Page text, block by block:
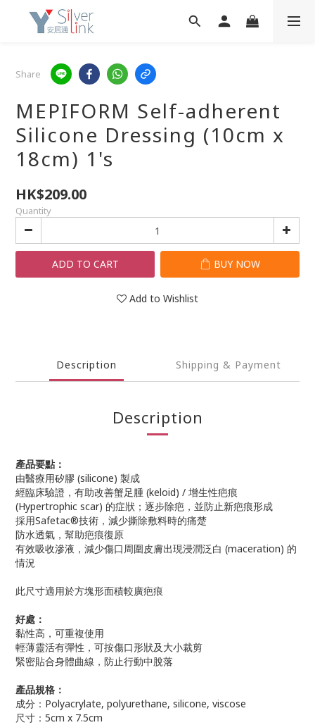
Share
MEPIFORM Self-adherent
Silicone Dressing (10cm x
18cm) 1's
HK$209.00
Quantity
ADD TO CART BUY NOW
Add to Wishlist
Description Shipping & Payment
Description
產品要點：
由醫療用矽膠 (silicone) 製成
經臨床驗證，有助改善蟹足腫 (keloid) / 增生性疤痕
(Hypertrophic scar) 的症狀；逐步除疤，並防止新疤痕形成
採用Safetac®技術，減少撕除敷料時的痛楚
防水透氣，幫助疤痕復原
有效吸收滲液，減少傷口周圍皮膚出現浸潤泛白 (maceration) 的
情況
此尺寸適用於方塊形面積較廣疤痕
好處：
黏性高，可重複使用
輕薄靈活有彈性，可按傷口形狀及大小裁剪
緊密貼合身體曲線，防止行動中脫落
產品規格：
成分：Polyacrylate, polyurethane, silicone, viscose
尺寸：5cm x 7.5cm